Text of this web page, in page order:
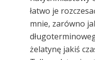
łatwo je
mnie, zarówno
żelatynę jakiś